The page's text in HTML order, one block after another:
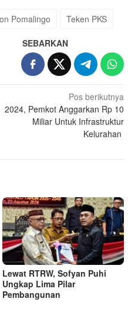
Pomalingo Teken PKS
SEBARKAN
Pos berikutnya
2024, Pemkot Anggarkan Rp 10
Miliar Untuk Infrastruktur
Kelurahan
Lewat RTRW, Sofyan Puhi
Ungkap Lima Pilar
Pembangunan